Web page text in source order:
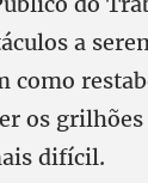
a
como
os
difícil.